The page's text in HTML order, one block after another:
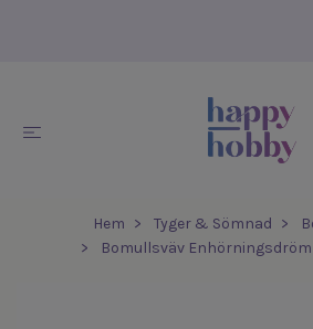
Hem Tyger & Sömnad
Bomullsväv